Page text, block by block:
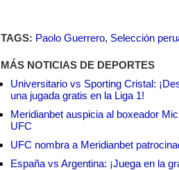
TAGS: Paolo Guerrero, Selección
MÁS NOTICIAS DE DEPORTES
Universitario vs Sporting Cristal:
una jugada gratis en la Liga 1!
Meridianbet auspicia al boxeador
UFC
UFC nombra a Meridianbet
España vs Argentina: ¡Juega en la